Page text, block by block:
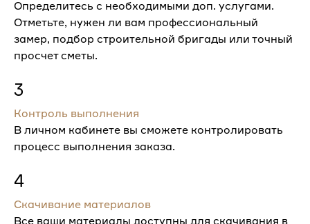
Определитесь с необходимыми доп. услугами.
Отметьте, нужен ли вам профессиональный
замер, подбор строительной бригады или точный
просчет сметы.
3
Контроль выполнения
В личном кабинете вы сможете контролировать
процесс выполнения заказа.
4
Скачивание материалов
Все ваши материалы доступны для скачивания в